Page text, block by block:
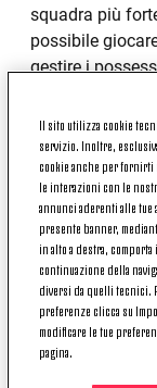
squadra più
possibile
gestire i
crescere tanto,
rientrare.
da una parte e
nostre con un
riposiamo un
il lavoro, il
MATTIA PERIN
«Stiamo
sistema di
Il sito utilizza cookie
servizio. Inoltre,
cookie anche per fornirti
le interazioni con le
annunci aderenti alle
presente banner,
in alto a destra,
continuazione della
diversi da quelli tecnici.
preferenze clicca su
modificare le tue
pagina.